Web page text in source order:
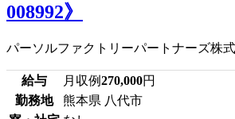
008992》
パーソルファクトリーパートナーズ株
給与 月収例270,000円
勤務地
熊本県 八代市